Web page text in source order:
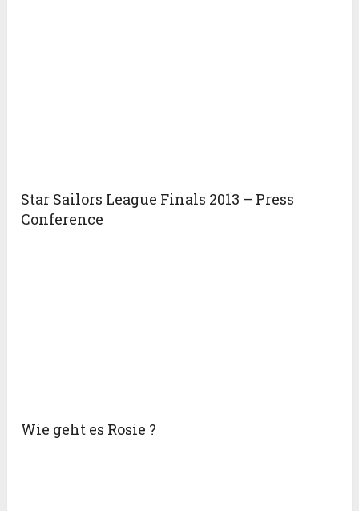
Star Sailors League Finals 2013 – Press
Conference
Wie geht es Rosie ?